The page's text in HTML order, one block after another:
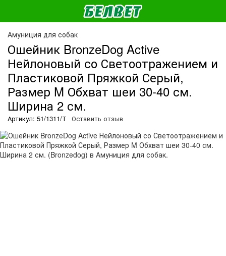
Амуниция для собак
Ошейник BronzeDog Active
Нейлоновый со Светоотражением и
Пластиковой Пряжкой Серый,
Размер M Обхват шеи 30-40 см.
Ширина 2 см.
Артикул: 51/1311/Т Оставить отзыв